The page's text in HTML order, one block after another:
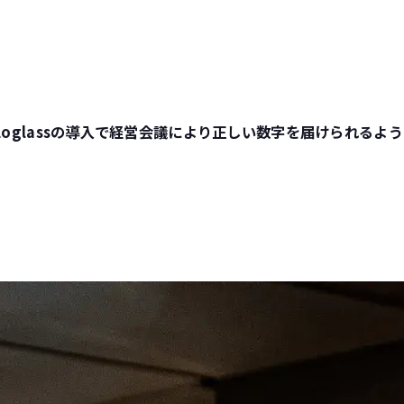
の導入で経営会議により正しい数字を届けられるよ